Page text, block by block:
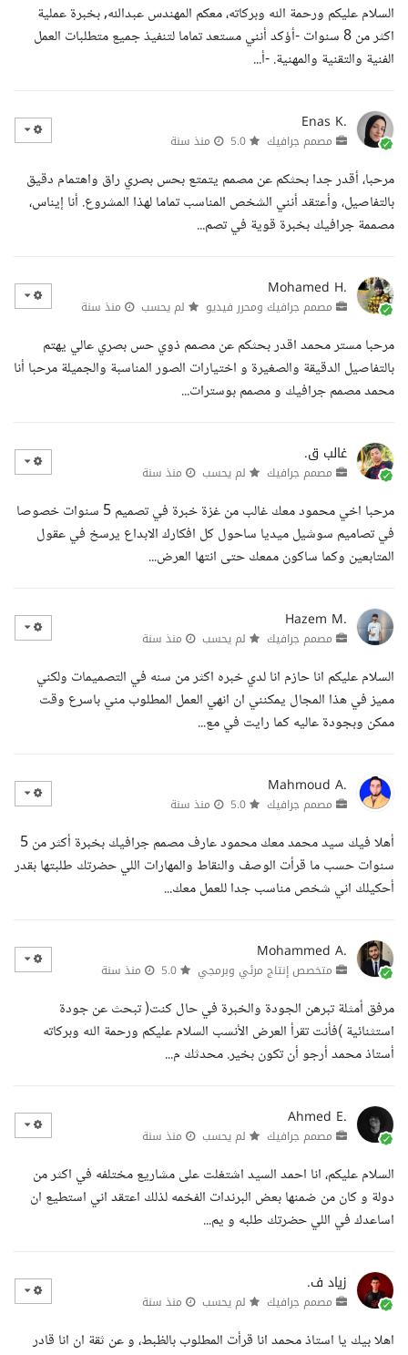
السلام عليكم ورحمة الله وبركاته، معكم المهندس عبدالله, بخبرة عملية
اكثر من 8 سنوات -أؤكد أنني مستعد تماما لتنفيذ جميع متطلبات العمل
الفنية والتقنية والمهنية. -أ...
Enas K.
مصمم جرافيك منذ سنة
مرحبا، أقدر جدا بحثكم عن مصمم يتمتع بحس بصري راق واهتمام دقيق
بالتفاصيل، وأعتقد أنني الشخص المناسب تماما لهذا المشروع. أنا إيناس،
مصممة جرافيك بخبرة قوية في تصم...
Mohamed H.
مصمم جرافيك ومحرر فيديو لم يحسب منذ سنة
مرحبا مستر محمد اقدر بحثكم عن مصمم ذوي حس بصري عالي يهتم
بالتفاصيل الدقيقة والصغيرة و اختيارات الصور المناسبة والجميلة مرحبا أنا
محمد مصمم جرافيك و مصمم بوسترات...
غالب ق.
مصمم جرافيك لم يحسب منذ سنة
مرحبا اخي محمود معك غالب من غزة خبرة في تصميم 5 سنوات خصوصا
في تصاميم سوشيل ميديا ساحول كل افكارك الابداع يرسخ في عقول
المتابعين وكما ساكون ممعك حتى انتها العرض...
Hazem M.
مصمم جرافيك لم يحسب منذ سنة
السلام عليكم انا حازم انا لدي خبره اكثر من سنه في التصميمات ولكني
مميز في هذا المجال يمكنني ان انهي العمل المطلوب مني باسرع وقت
ممكن وبجودة عاليه كما رايت في مع...
Mahmoud A.
مصمم جرافيك منذ سنة
أهلا فيك سيد محمد معك محمود عارف مصمم جرافيك بخبرة أكثر من 5
سنوات حسب ما قرأت الوصف والنقاط والمهارات اللي حضرتك طلبتها بقدر
أحكيلك اني شخص مناسب جدا للعمل معك...
Mohammed A.
متخصص إنتاج مرئي وبرمجي منذ سنة
مرفق أمثلة تبرهن الجودة والخبرة في حال كنت( تبحث عن جودة
استثنائية )فأنت تقرأ العرض الأنسب السلام عليكم ورحمة الله وبركاته
أستاذ محمد أرجو أن تكون بخير. محدثك م...
Ahmed E.
مصمم جرافيك لم يحسب منذ سنة
السلام عليكم، انا احمد السيد اشتغلت على مشاريع مختلفه في اكثر من
دولة و كان من ضمنها بعض البرندات الفخمه لذلك اعتقد اني استطيع ان
اساعدك في اللي حضرتك طلبه و يم...
زياد ف.
مصمم جرافيك لم يحسب منذ سنة
اهلا بيك يا استاذ محمد انا قرأت المطلوب بالظبط، و عن ثقة ان انا قادر